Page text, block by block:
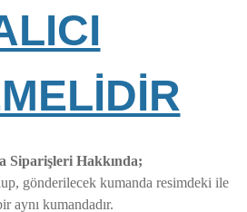
Siparişleri Hakkında;
gönderilecek kumanda resimdeki ile
aynı kumandadır.